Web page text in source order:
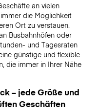
an vielen
die Möglichkeit
Ort zu verstauen.
Busbahnhöfen oder
und Tagesraten
günstige und flexible
die immer in Ihrer Nähe
– jede Größe und
Geschäften